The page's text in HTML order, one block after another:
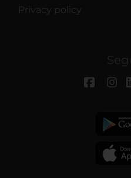
Privacy policy